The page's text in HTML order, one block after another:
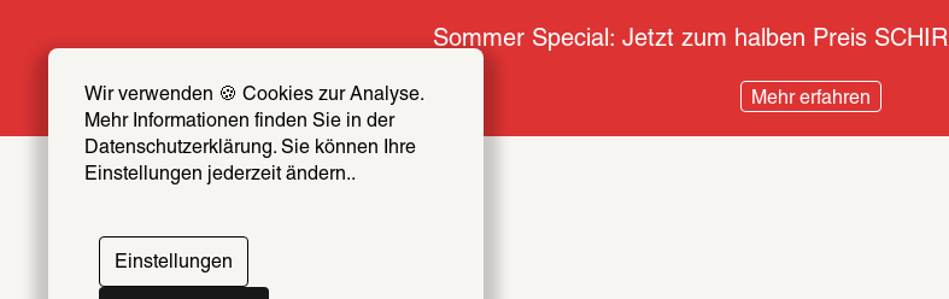
Wir verwenden 🍪 Cookies zur Analyse.
Mehr Informationen finden Sie in der
Datenschutzerklärung. Sie können Ihre
Einstellungen jederzeit ändern..
Einstellungen
Sommer Special: Jetzt zum halben Preis
Mehr erfahren
SCHIRNNEWSROOM